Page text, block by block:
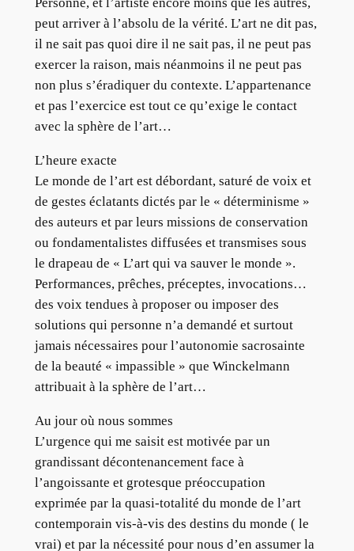
peut arriver à l’absolu de la vérité. L’art ne dit pas,
il ne sait pas quoi dire il ne sait pas, il ne peut pas
exercer la raison, mais néanmoins il ne peut pas
non plus s’éradiquer du contexte. L’appartenance
et pas l’exercice est tout ce qu’exige le contact
avec la sphère de l’art…
L’heure exacte
Le monde de l’art est débordant, saturé de voix et
de gestes éclatants dictés par le « déterminisme »
des auteurs et par leurs missions de conservation
ou fondamentalistes diffusées et transmises sous
le drapeau de « L’art qui va sauver le monde ».
Performances, prêches, préceptes, invocations…
des voix tendues à proposer ou imposer des
solutions qui personne n’a demandé et surtout
jamais nécessaires pour l’autonomie sacrosainte
de la beauté « impassible » que Winckelmann
attribuait à la sphère de l’art…
Au jour où nous sommes
L’urgence qui me saisit est motivée par un
grandissant décontenancement face à
l’angoissante et grotesque préoccupation
exprimée par la quasi-totalité du monde de l’art
contemporain vis-à-vis des destins du monde ( le
vrai) et par la nécessité pour nous d’en assumer la